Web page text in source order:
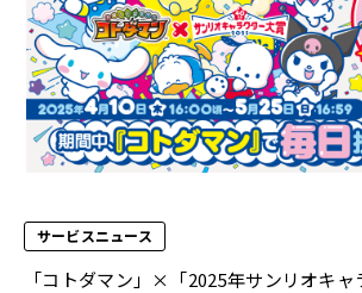
サービスニュース
「コトダマン」×「2025年サンリオキャ